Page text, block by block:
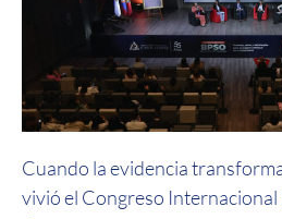
Cuando la evidencia
vivió el Congreso Internacional